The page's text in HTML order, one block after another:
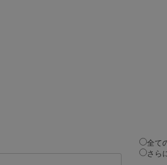
全て
さら